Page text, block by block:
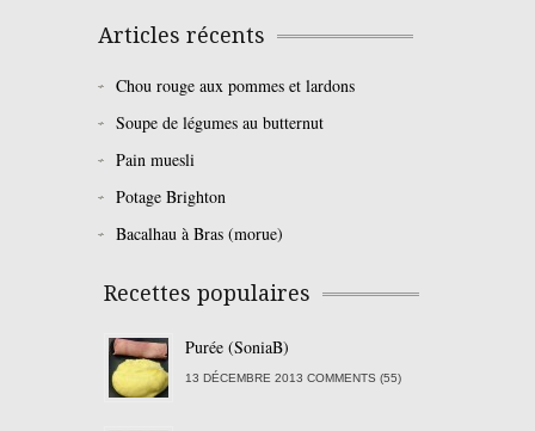
Articles récents
Chou rouge aux pommes et lardons
Soupe de légumes au butternut
Pain muesli
Potage Brighton
Bacalhau à Bras (morue)
Recettes populaires
Purée (SoniaB)
13 DÉCEMBRE 2013 COMMENTS (55)